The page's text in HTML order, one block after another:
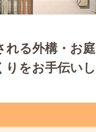
る外構・お庭
をお手伝いし